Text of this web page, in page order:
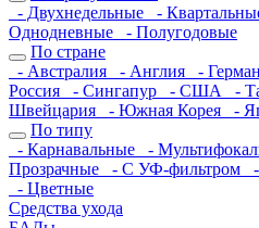
- Двухнедельные
-
Однодневные
- Полугодовые
По стране
- Австралия
- Англия -
Россия
- Сингапур - США -
Швейцария
- Южная Корея
-
По типу
- Карнавальные
-
Прозрачные
- С УФ-фильтром
- Цветные
Средства ухода